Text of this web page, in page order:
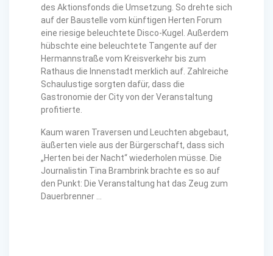
des Aktionsfonds die Umsetzung. So drehte sich
auf der Baustelle vom künftigen Herten Forum
eine riesige beleuchtete Disco-Kugel. Außerdem
hübschte eine beleuchtete Tangente auf der
Hermannstraße vom Kreisverkehr bis zum
Rathaus die Innenstadt merklich auf. Zahlreiche
Schaulustige sorgten dafür, dass die
Gastronomie der City von der Veranstaltung
profitierte.
Kaum waren Traversen und Leuchten abgebaut,
äußerten viele aus der Bürgerschaft, dass sich
„Herten bei der Nacht“ wiederholen müsse. Die
Journalistin Tina Brambrink brachte es so auf
den Punkt: Die Veranstaltung hat das Zeug zum
Dauerbrenner …